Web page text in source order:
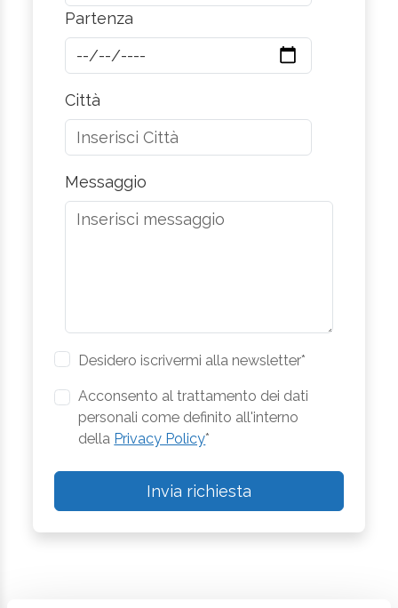
Partenza
Città
Messaggio
Desidero iscrivermi alla newsletter*
Acconsento al trattamento dei dati
personali come definito all'interno
della Privacy Policy*
Invia richiesta